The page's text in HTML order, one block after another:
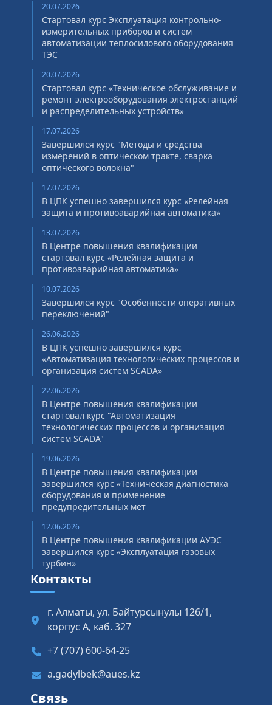
20.07.2026
Стартовал курс Эксплуатация контрольно-
измерительных приборов и систем
автоматизации теплосилового оборудования
ТЭС
20.07.2026
Стартовал курс «Техническое обслуживание и
ремонт электрооборудования электростанций
и распределительных устройств»
17.07.2026
Завершился курс "Методы и средства
измерений в оптическом тракте, сварка
оптического волокна"
17.07.2026
В ЦПК успешно завершился курс «Релейная
защита и противоаварийная автоматика»
13.07.2026
В Центре повышения квалификации
стартовал курс «Релейная защита и
противоаварийная автоматика»
10.07.2026
Завершился курс "Особенности оперативных
переключений"
26.06.2026
В ЦПК успешно завершился курс
«Автоматизация технологических процессов и
организация систем SCADA»
22.06.2026
В Центре повышения квалификации
стартовал курс "Автоматизация
технологических процессов и организация
систем SCADA"
19.06.2026
В Центре повышения квалификации
завершился курс «Техническая диагностика
оборудования и применение
предупредительных мет
12.06.2026
В Центре повышения квалификации АУЭС
завершился курс «Эксплуатация газовых
турбин»
Контакты
г. Алматы, ул. Байтурсынулы 126/1,
корпус А, каб. 327
+7 (707) 600-64-25
a.gadylbek@aues.kz
Связь